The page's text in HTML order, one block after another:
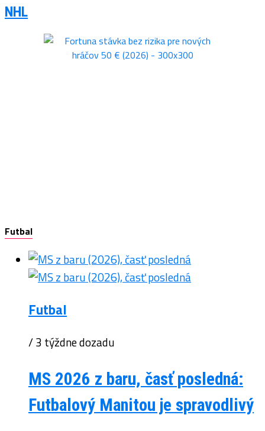
NHL
Futbal
Futbal
/ 3 týždne dozadu
MS 2026 z baru, časť posledná:
Futbalový Manitou je spravodlivý